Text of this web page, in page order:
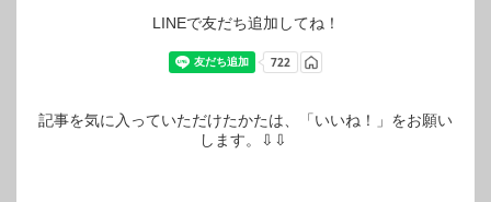
LINEで友だち追加してね！
記事を気に入っていただけたかたは、「いいね！」をお願い
します。⇩⇩